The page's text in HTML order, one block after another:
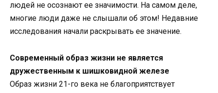
людей не осознают ее значимости. На самом деле,
многие люди даже не слышали об этом! Недавние
исследования начали раскрывать ее значение.
Современный образ жизни не является
дружественным к шишковидной железе
Образ жизни 21-го века не благоприятствует